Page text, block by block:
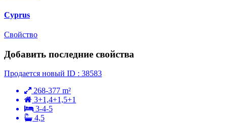
Cyprus
Свойство
Добавить последние свойства
Продается новый ID : 38583
268-377 m²
3+1,4+1,5+1
3-4-5
4,5